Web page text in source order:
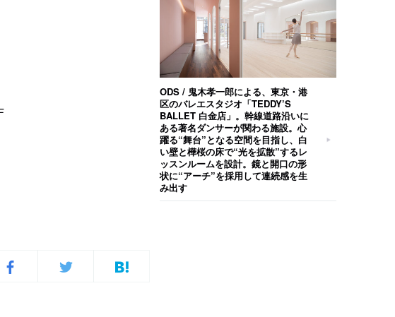
ODS / 鬼木孝一郎による、東京・港
区のバレエスタジオ「TEDDY’S
BALLET 白金店」。幹線道路沿いに
ある著名ダンサーが関わる施設。心
躍る“舞台”となる空間を目指し、白
い壁と樺桜の床で“光を拡散”するレ
ッスンルームを設計。鏡と開口の形
状に“アーチ”を採用して連続感を生
み出す